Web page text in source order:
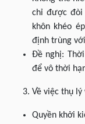
chỉ được đòi
khôn khéo
định trùng
Đề nghị:
để vô thời
Về việc thụ lý
Quyền khởi